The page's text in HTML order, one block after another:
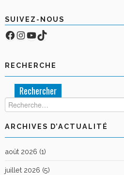
SUIVEZ-NOUS
Facebook
Compte Instagram
YouTube
TikTok
RECHERCHE
Rechercher :
ARCHIVES D’ACTUALITÉ
août 2026 (1)
juillet 2026 (5)